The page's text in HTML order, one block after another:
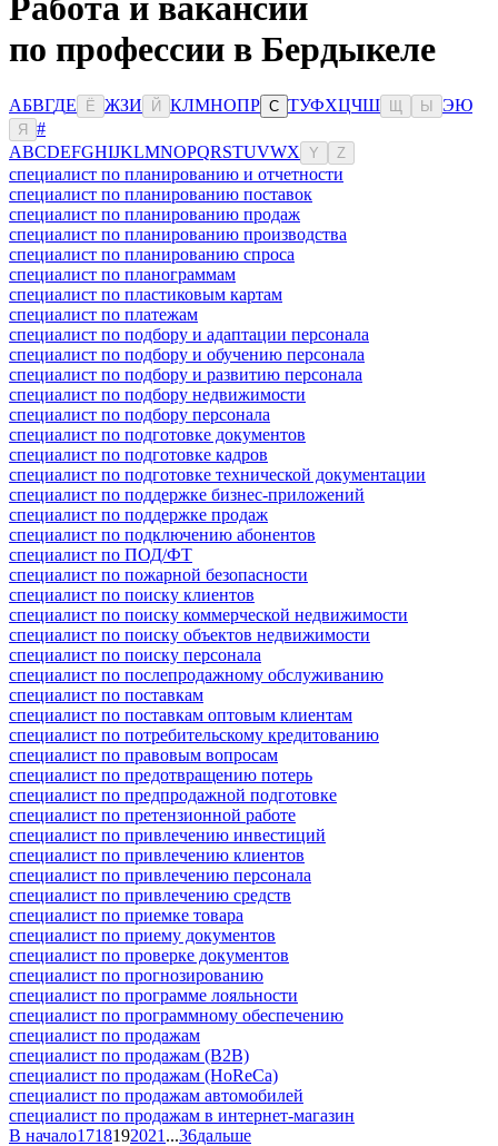
Работа и вакансии
по профессии в Бердыкеле
АБВГДЕ Ё ЖЗИ Й КЛМНОПР С ТУФХЦЧШ Ы ЭЮ
Я
#
ABCDEFGHIJKLMNOPQRSTUVWX Y Z
специалист по планированию и отчетности
специалист по планированию поставок
специалист по планированию продаж
специалист по планированию производства
специалист по планированию спроса
специалист по планограммам
специалист по пластиковым картам
специалист по платежам
специалист по подбору и адаптации персонала
специалист по подбору и обучению персонала
специалист по подбору и развитию персонала
специалист по подбору недвижимости
специалист по подбору персонала
специалист по подготовке документов
специалист по подготовке кадров
специалист по подготовке технической документации
специалист по поддержке бизнес-приложений
специалист по поддержке продаж
специалист по подключению абонентов
специалист по ПОД/ФТ
специалист по пожарной безопасности
специалист по поиску клиентов
специалист по поиску коммерческой недвижимости
специалист по поиску объектов недвижимости
специалист по поиску персонала
специалист по послепродажному обслуживанию
специалист по поставкам
специалист по поставкам оптовым клиентам
специалист по потребительскому кредитованию
специалист по правовым вопросам
специалист по предотвращению потерь
специалист по предпродажной подготовке
специалист по претензионной работе
специалист по привлечению инвестиций
специалист по привлечению клиентов
специалист по привлечению персонала
специалист по привлечению средств
специалист по приемке товара
специалист по приему документов
специалист по проверке документов
специалист по прогнозированию
специалист по программе лояльности
специалист по программному обеспечению
специалист по продажам
специалист по продажам (B2B)
специалист по продажам (HoReCa)
специалист по продажам автомобилей
специалист по продажам в интернет-магазин
В начало1718192021 ...36дальше